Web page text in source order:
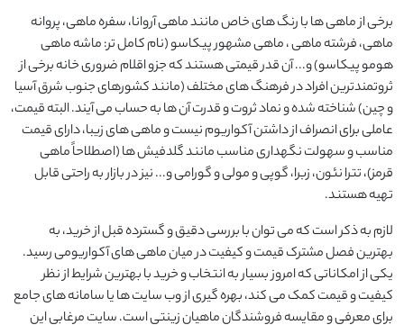
برخی از ماهی ها با رنگ های خاص مانند ماهی آروانا، سفره ماهی، پروانه
ماهی، فرشته ماهی ، ماهی مشهور پیکاسو (نام کامل تر: ماشه ماهی
هومو پیکاسو) و... آن قدر قیمتی هستند که جزو اقلام ضروری خانه برخی از
ثروتمندترین افراد در فرهنگ های مختلف (مانند کشورهای جنوب شرق آسیا
و چین) شناخته شده و نماد ثروت و قدرت آن ها به حساب می آیند. البته قیمت،
عاملی برای انصراف از داشتن آکواریوم نیست و ماهی های زیبا، دارای قیمت
مناسب و سهولت نگهداری مناسب مانند گلدفیش ها (اصطلاحاً ماهی
قرمز)، تترا نئون، زبرا، گوپی و مولی و گورامی و... نیز در بازار به راحتی قابل
تهیه هستند.
لازم به ذکر است که می توان با بررسی دقیق و گسترده قبل از خرید، به
بهترین فصل مشترک قیمت و کیفیت در میان ماهی های آکواریومی رسید.
یکی از امکاناتی که امروز بسیار به انتخاب و خرید با بهترین شرایط از نظر
کیفیت و قیمت کمک می کند، بهره گیری از وب سایت ها یا سامانه های جامع
برای معرفی و مقایسه فروشندگان ماهیان زینتی است. سایت مرغابی این